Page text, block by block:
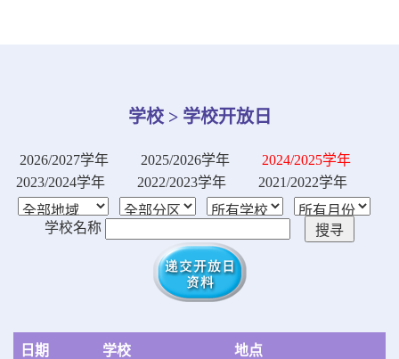
学校 > 学校开放日
2026/2027学年 2025/2026学年
2024/2025学年
2023/2024学年
2022/2023学年 2021/2022学年
学校名称
日期 学校 地点